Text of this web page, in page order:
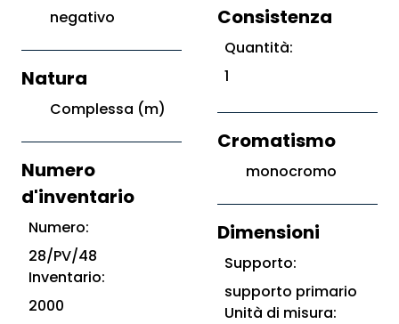
negativo
Natura
Complessa (m)
Numero
d'inventario
Numero:
28/PV/48
Inventario:
2000
Consistenza
Quantità:
1
Cromatismo
monocromo
Dimensioni
Supporto:
supporto primario
Unità di misura: